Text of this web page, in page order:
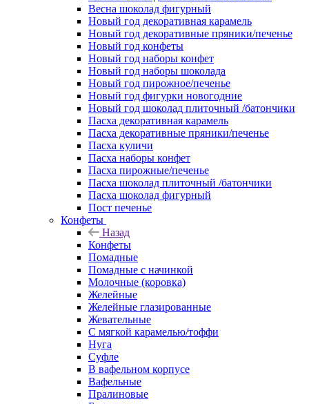
Весна шоколад фигурный
Новый год декоративная карамель
Новый год декоративные пряники/печенье
Новый год конфеты
Новый год наборы конфет
Новый год наборы шоколада
Новый год пирожное/печенье
Новый год фигурки новогодние
Новый год шоколад плиточный /батончики
Пасха декоративная карамель
Пасха декоративные пряники/печенье
Пасха куличи
Пасха наборы конфет
Пасха пирожные/печенье
Пасха шоколад плиточный /батончики
Пасха шоколад фигурный
Пост печенье
Конфеты
Назад
Конфеты
Помадные
Помадные с начинкой
Молочные (коровка)
Желейные
Желейные глазированные
Жевательные
С мягкой карамелью/тоффи
Нуга
Суфле
В вафельном корпусе
Вафельные
Пралиновые